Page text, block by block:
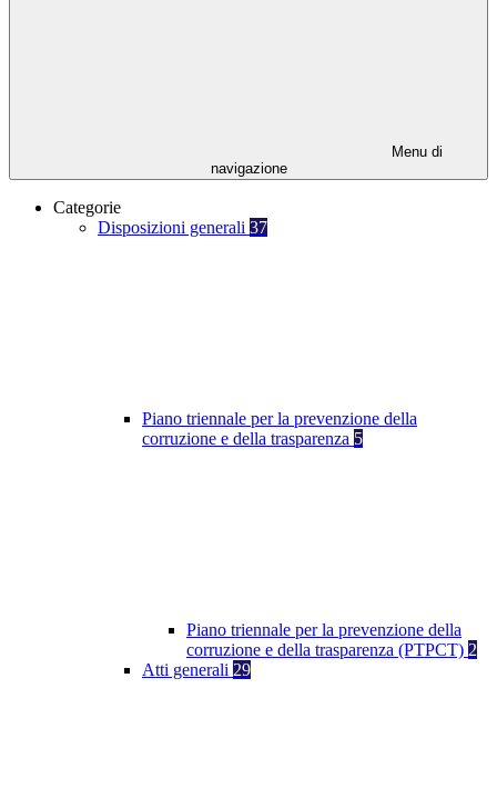
Menu di
navigazione
Categorie
Disposizioni generali 37
Piano triennale per la prevenzione della
corruzione e della trasparenza 5
Piano triennale per la prevenzione della
corruzione e della trasparenza (PTPCT) 2
Atti generali 29